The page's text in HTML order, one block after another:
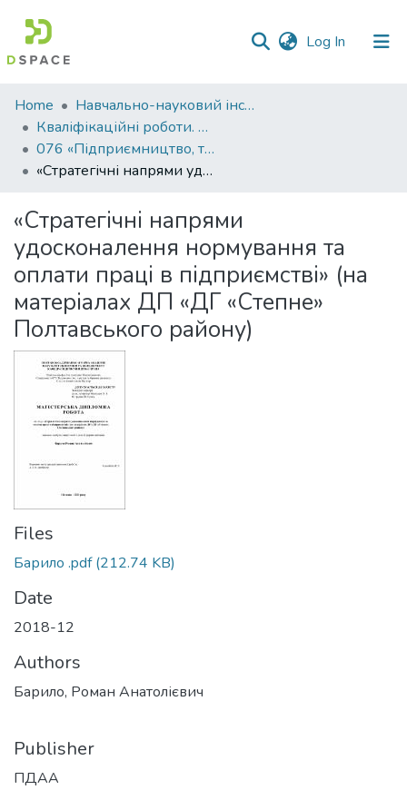
Log In (current)
Communities
&
Collections
All of DSpace
Statistics
Home
Навчально-науковий інститут економіки, управління, права та інформаційних технологій
Кваліфікаційні роботи. ННІ економіки, управління, права та ІТ
076 «Підприємництво, торгівля та біржова діяльність»
«Стратегічні напрями удосконалення нормування та оплати праці в підприємстві» (на матеріалах ДП «ДГ «Степне» Полтавського району)
«Стратегічні напрями
удосконалення нормування та
оплати праці в підприємстві» (на
матеріалах ДП «ДГ «Степне»
Полтавського району)
Files
Барило .pdf(212.74 KB)
Date
2018-12
Authors
Барило, Роман Анатолієвич
Publisher
ПДАА